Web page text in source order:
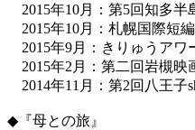
2015年10月：第5回知多半
2015年10月：札幌国際短
2015年9月：きりゅうアワ
2015年2月：第二回岩槻映
2014年11月：第2回八王子
◆『母との旅』